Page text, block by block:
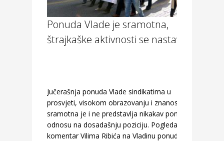
Ponuda Vlade je sramotna,
štrajkaške aktivnosti se nastavljaju
Jučerašnja ponuda Vlade sindikatima u
prosvjeti, visokom obrazovanju i znanosti
sramotna je i ne predstavlja nikakav pomak u
odnosu na dosadašnju poziciju. Pogledajte
komentar Vilima Ribića na Vladinu ponudu.